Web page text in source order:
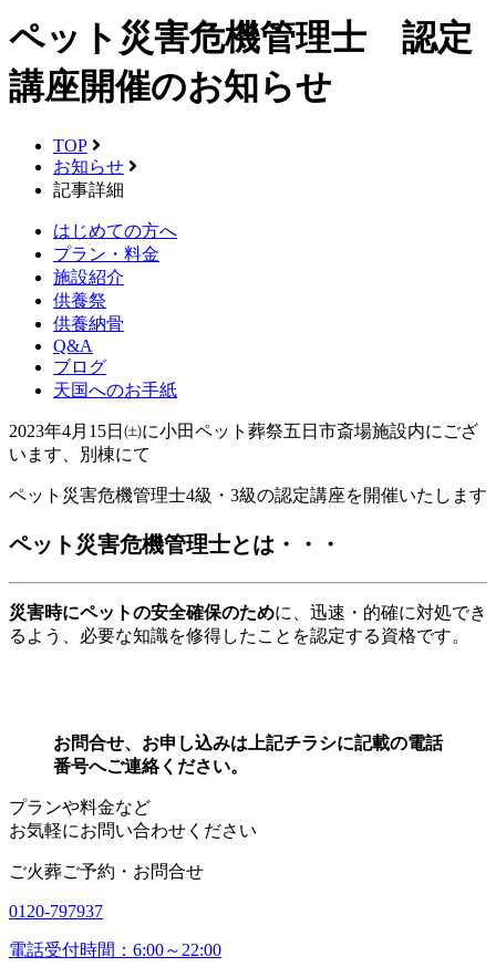
ペット災害危機管理士 認定
講座開催のお知らせ
TOP
お知らせ
記事詳細
はじめての方へ
プラン・料金
施設紹介
供養祭
供養納骨
Q&A
ブログ
天国へのお手紙
2023年4月15日㈯に小田ペット葬祭五日市斎場施設内にござ
います、別棟にて
ペット災害危機管理士4級・3級の認定講座を開催いたします
ペット災害危機管理士とは・・・
災害時にペットの安全確保のために、迅速・的確に対処でき
るよう、必要な知識を修得したことを認定する資格です。
お問合せ、お申し込みは上記チラシに記載の電話
番号へご連絡ください。
プランや料金など
お気軽にお問い合わせください
ご火葬ご予約・お問合せ
0120-797937
電話受付時間：6:00～22:00